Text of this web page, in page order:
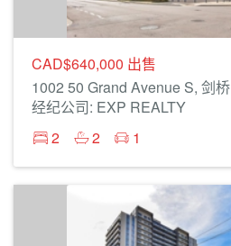
CAD$640,000 出售
1002 50 Grand Avenue S, 剑桥
经纪公司: EXP REALTY
2
2 1